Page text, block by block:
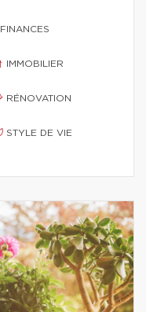
FINANCES
IMMOBILIER
RÉNOVATION
STYLE DE VIE